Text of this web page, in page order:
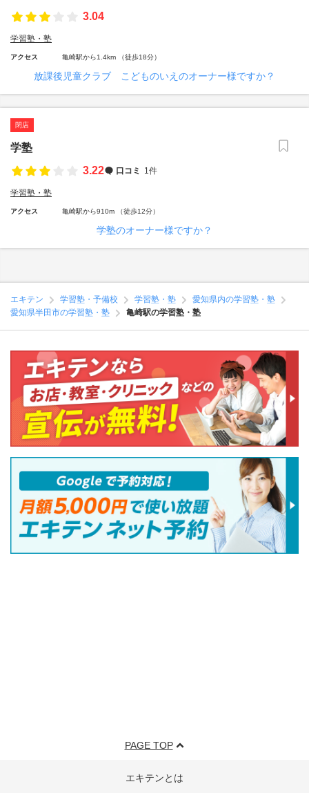
3.04
学習塾・塾
アクセス 亀崎駅から1.4km （徒歩18分）
放課後児童クラブ こどものいえのオーナー様ですか？
閉店
学塾
3.22
口コミ 1件
学習塾・塾
アクセス 亀崎駅から910m （徒歩12分）
学塾のオーナー様ですか？
エキテン 学習塾・予備校 学習塾・塾
愛知県内の学習塾・塾
愛知県半田市の学習塾・塾
亀崎駅の学習塾・塾
PAGE TOP
エキテンとは